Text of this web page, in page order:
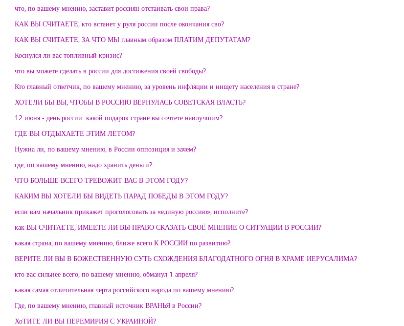
что, по вашему мнению, заставит россиян отстаивать свои права?
КАК ВЫ СЧИТАЕТЕ, кто встанет у руля россии после окончания сво?
КАК ВЫ СЧИТАЕТЕ, ЗА ЧТО МЫ главным образом ПЛАТИМ ДЕПУТАТАМ?
Коснулся ли вас топливный кризис?
что вы можете сделать в россии для достижения своей свободы?
Кто главный ответчик, по вашему мнению, за уровень инфляции и нищету населения в стране?
ХОТЕЛИ БЫ ВЫ, ЧТОБЫ В РОССИЮ ВЕРНУЛАСЬ СОВЕТСКАЯ ВЛАСТЬ?
12 июня - день россии. какой подарок стране вы сочтете наилучшим?
ГДЕ ВЫ ОТДЫХАЕТЕ ЭТИМ ЛЕТОМ?
Нужна ли, по вашему мнению, в России оппозиция и зачем?
где, по вашему мнению, надо хранить деньги?
ЧТО БОЛЬШЕ ВСЕГО ТРЕВОЖИТ ВАС В ЭТОМ ГОДУ?
КАКИМ ВЫ ХОТЕЛИ БЫ ВИДЕТЬ ПАРАД ПОБЕДЫ В ЭТОМ ГОДУ?
если вам начальник прикажет проголосовать за «единую россию», исполните?
как ВЫ СЧИТАЕТЕ, ИМЕЕТЕ ЛИ ВЫ ПРАВО СКАЗАТЬ СВОЁ МНЕНИЕ О СИТУАЦИИ В РОССИИ?
какая страна, по вашему мнению, ближе всего К РОССИИ по развитию?
ВЕРИТЕ ЛИ ВЫ В БОЖЕСТВЕННУЮ СУТЬ СХОЖДЕНИЯ БЛАГОДАТНОГО ОГНЯ В ХРАМЕ ИЕРУСАЛИМА?
кто вас сильнее всего, по вашему мнению, обманул 1 апреля?
какая самая отличительная черта российского народа по вашему мнению?
Где, по вашему мнению, главный источник ВРАНЬЯ в России?
ХоТИТЕ ЛИ ВЫ ПЕРЕМИРИЯ С УКРАИНОЙ?